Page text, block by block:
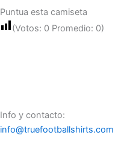
Puntua esta camiseta
(Votos: 0 Promedio: 0)
Info y contacto:
info@truefootballshirts.com